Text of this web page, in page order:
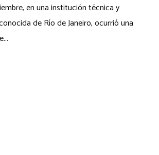
en una institución técnica y
de Río de Janeiro, ocurrió una